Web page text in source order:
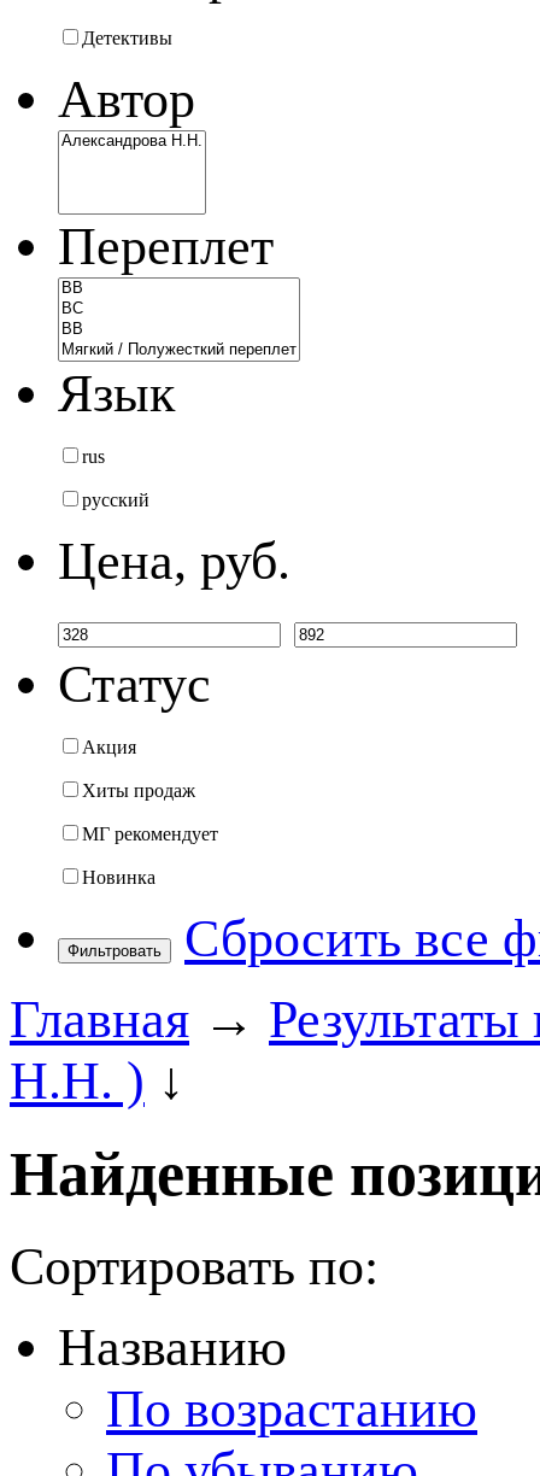
Детективы
Автор
Переплет
Язык
rus
русский
Цена, руб.
Статус
Акция
Хиты продаж
МГ рекомендует
Новинка
Фильтровать
Сбросить все
Главная →
Н.Н. ) ↓
Найденные
Сортировать по:
Названию
По возрастанию